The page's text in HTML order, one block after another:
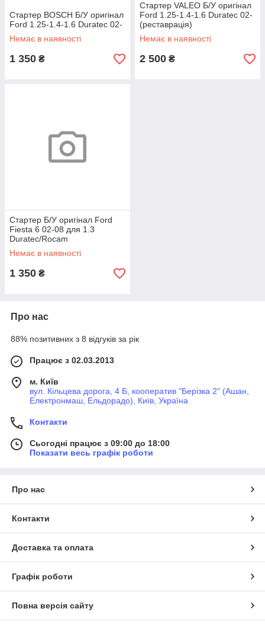
Стартер BOSCH Б/У оригінал
Ford 1.25-1.4-1.6 Duratec 02-
Немає в наявності
1 350 ₴
Стартер VALEO Б/У оригінал
Ford 1.25-1.4-1.6 Duratec 02-
(реставрація)
Немає в наявності
2 500 ₴
Стартер Б/У оригінал Ford
Fiesta 6 02-08 для 1.3
Duratec/Rocam
Немає в наявності
1 350 ₴
Про нас
88% позитивних з 8 відгуків за рік
Працює з 02.03.2013
м. Київ
вул. Кільцева дорога, 4 Б, кооператив "Берізка 2" (Ашан,
Електронмаш, Ельдорадо), Київ, Україна
Контакти
Сьогодні працює з 09:00 до 18:00
Показати весь графік роботи
Про нас
Контакти
Доставка та оплата
Графік роботи
Повна версія сайту